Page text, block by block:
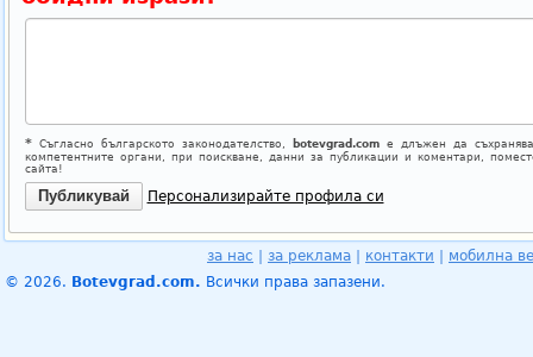
*Съгласно българското законодателство, botevgrad.comе длъжен да
компетентните органи, при поискване, данни за публикации и коментари,
сайта!
Персонализирайте профила си
за нас за реклама контакти
мобилна
© 2026. Botevgrad.com. Всички права запазени.